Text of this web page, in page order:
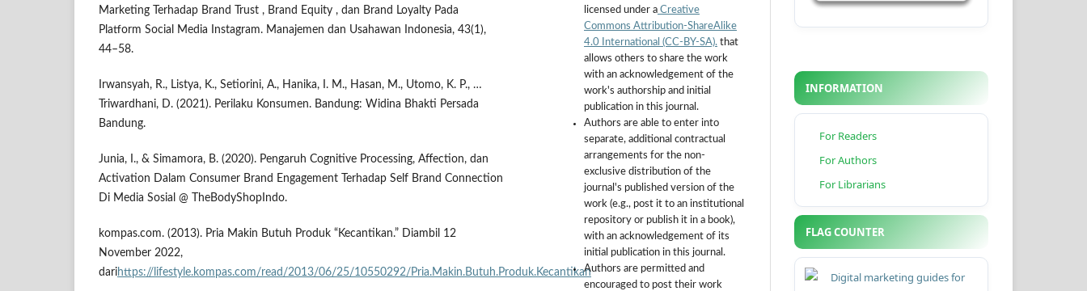
Marketing Terhadap Brand Trust , Brand Equity , dan Brand Loyalty Pada
Platform Social Media Instagram. Manajemen dan Usahawan Indonesia, 43(1),
44–58.
Irwansyah, R., Listya, K., Setiorini, A., Hanika, I. M., Hasan, M., Utomo, K. P., …
Triwardhani, D. (2021). Perilaku Konsumen. Bandung: Widina Bhakti Persada
Bandung.
Junia, I., & Simamora, B. (2020). Pengaruh Cognitive Processing, Affection, dan
Activation Dalam Consumer Brand Engagement Terhadap Self Brand Connection
Di Media Sosial @ TheBodyShopIndo.
kompas.com. (2013). Pria Makin Butuh Produk “Kecantikan.” Diambil 12
November 2022,
darihttps://lifestyle.kompas.com/read/2013/06/25/10550292/Pria.Makin.Butuh.Produk.Kecantikan
licensed under a Creative
Commons Attribution-ShareAlike
4.0 International (CC-BY-SA). that
allows others to share the work
with an acknowledgement of the
work's authorship and initial
publication in this journal.
Authors are able to enter into
separate, additional contractual
arrangements for the non-
exclusive distribution of the
journal's published version of the
work (e.g., post it to an institutional
repository or publish it in a book),
with an acknowledgement of its
initial publication in this journal.
Authors are permitted and
encouraged to post their work
INFORMATION
For Readers
For Authors
For Librarians
FLAG COUNTER